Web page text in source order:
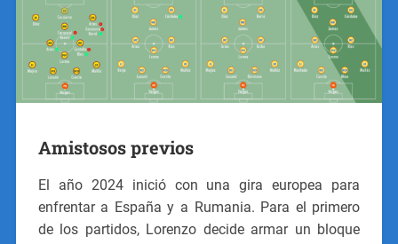
Amistosos previos
El año 2024 inició con una gira europea para
enfrentar a España y a Rumania. Para el primero
de los partidos, Lorenzo decide armar un bloque